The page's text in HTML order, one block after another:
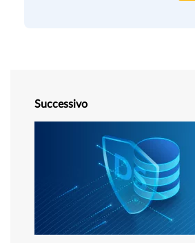
Successivo